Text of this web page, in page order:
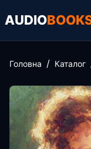
AUDIO
Головна Каталог